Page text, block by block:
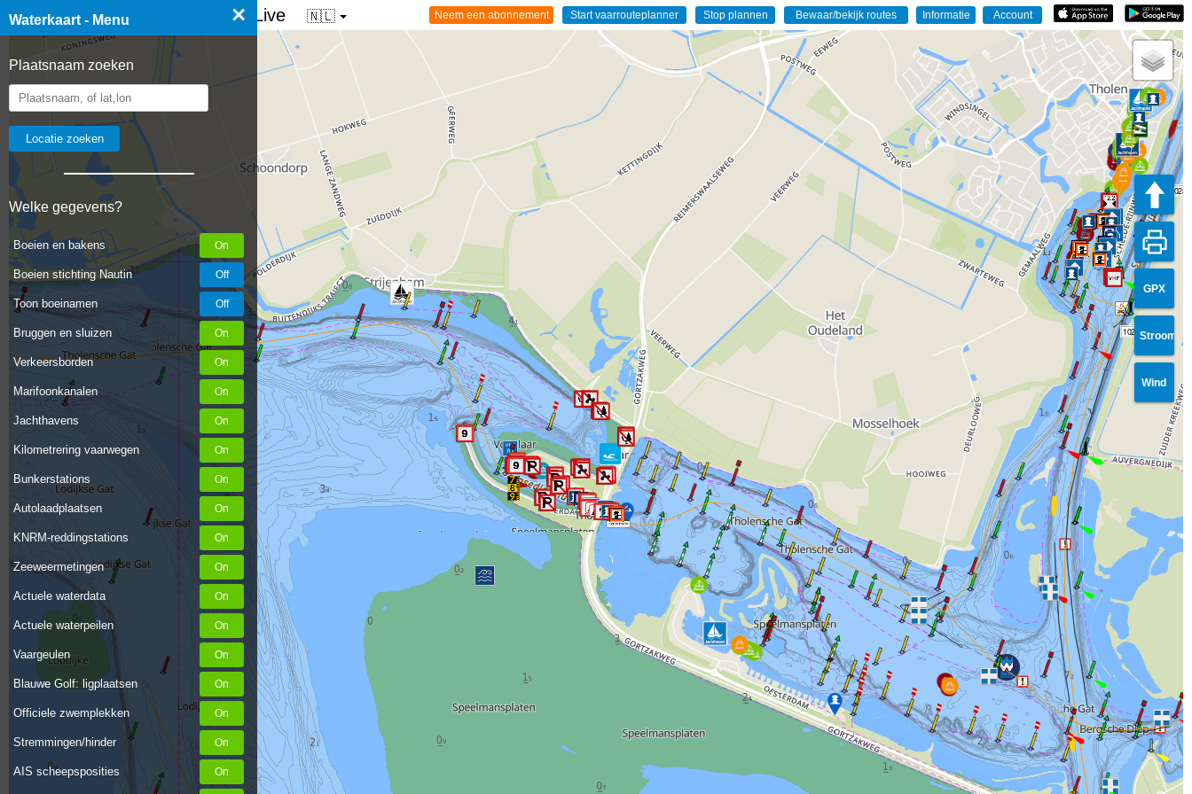
Waterkaart - Menu ×
Plaatsnaam zoeken
Welke gegevens?
Boeien en bakens
Boeien stichting Nautin
Toon boeinamen
Bruggen en sluizen
Verkeersborden
Marifoonkanalen
Jachthavens
Kilometrering vaarwegen
Bunkerstations
Autolaadplaatsen
KNRM-reddingstations
Zeeweermetingen
Actuele waterdata
Actuele waterpeilen
Vaargeulen
Blauwe Golf: ligplaatsen
Officiele zwemplekken
Stremmingen/hinder
AIS scheepsposities
☰ Waterkaart van Nederland - Live 🇳🇱
GPX
Stroom
Wind
1029
1028